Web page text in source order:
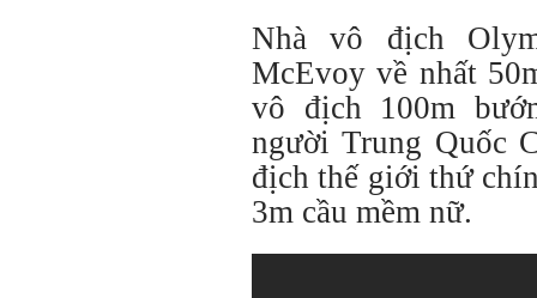
Nhà vô địch
McEvoy về nhất
vô địch 100m
người Trung Quốc
địch thế giới thứ
3m cầu mềm nữ.